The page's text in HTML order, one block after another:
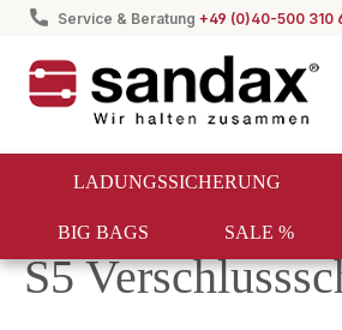
Zur Hauptnavigation
Service & Beratung +49 (0)40-500 310
LADUNGSSICHERUNG
BIG BAGS SALE %
Umreifung Textile Umreifung
S5